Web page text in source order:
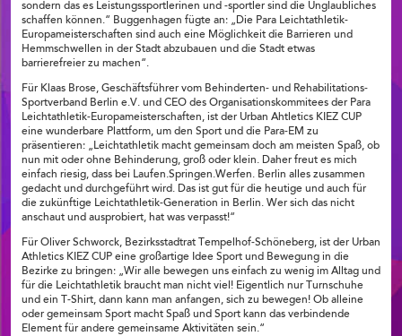
sondern das es Leistungssportlerinen und -sportler sind die Unglaubliches
schaffen können.“ Buggenhagen fügte an: „Die Para Leichtathletik-
Europameisterschaften sind auch eine Möglichkeit die Barrieren und
Hemmschwellen in der Stadt abzubauen und die Stadt etwas
barrierefreier zu machen“.
Für Klaas Brose, Geschäftsführer vom Behinderten- und Rehabilitations-
Sportverband Berlin e.V. und CEO des Organisationskommitees der Para
Leichtathletik-Europameisterschaften, ist der Urban Ahtletics KIEZ CUP
eine wunderbare Plattform, um den Sport und die Para-EM zu
präsentieren: „Leichtathletik macht gemeinsam doch am meisten Spaß, ob
nun mit oder ohne Behinderung, groß oder klein. Daher freut es mich
einfach riesig, dass bei Laufen.Springen.Werfen. Berlin alles zusammen
gedacht und durchgeführt wird. Das ist gut für die heutige und auch für
die zukünftige Leichtathletik-Generation in Berlin. Wer sich das nicht
anschaut und ausprobiert, hat was verpasst!“
Für Oliver Schworck, Bezirksstadtrat Tempelhof-Schöneberg, ist der Urban
Athletics KIEZ CUP eine großartige Idee Sport und Bewegung in die
Bezirke zu bringen: „Wir alle bewegen uns einfach zu wenig im Alltag und
für die Leichtathletik braucht man nicht viel! Eigentlich nur Turnschuhe
und ein T-Shirt, dann kann man anfangen, sich zu bewegen! Ob alleine
oder gemeinsam Sport macht Spaß und Sport kann das verbindende
Element für andere gemeinsame Aktivitäten sein.“